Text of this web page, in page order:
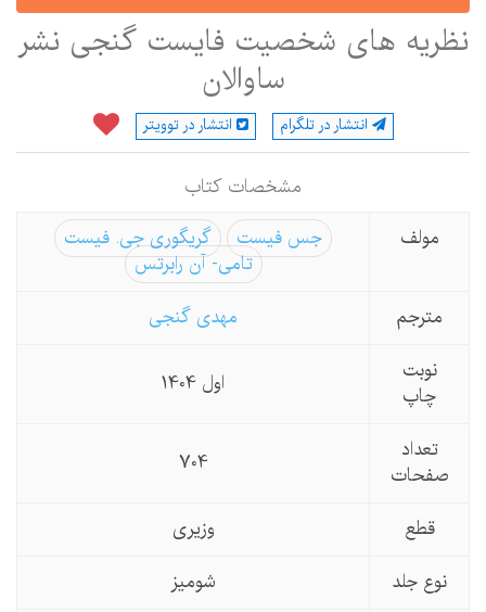
های شخصیت فایست گنجی نشر
ساوالان
انتشار در تلگرام انتشار در توویتر
مشخصات كتاب
مولف
جس فیست
گریگوری جی. فیست
تامی- آن رابرتس
مترجم
مهدی گنجی
نوبت
چاپ
تعداد
صفحات
704
قطع
وزیری
نوع جلد
شومیز